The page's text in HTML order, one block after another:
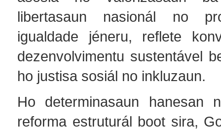
libertasaun nasionál no
igualdade jéneru, reflete
dezenvolvimentu sustentável
ho justisa sosiál no inkluzaun.
Ho determinasaun hanesan
reforma estruturál boot sira,